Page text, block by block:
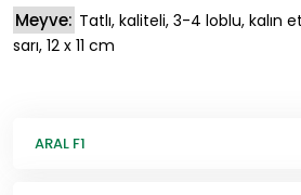
Meyve: Tatlı, kaliteli, 3-4 loblu, kalın
sarı, 12 x 11 cm
ARAL F1